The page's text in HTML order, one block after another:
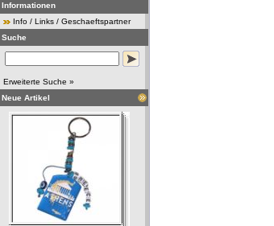
Informationen
Info / Links / Geschaeftspartner
Suche
Erweiterte Suche »
Neue Artikel